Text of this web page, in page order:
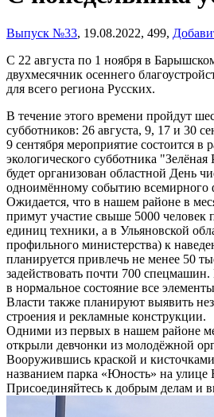
Выпуск №33, 19.08.2022, 499,
С 22 августа по 1 ноября в
двухмесячник осеннего
для всего региона Русских.
В течение этого времени пройдут
субботников: 26 августа, 9, 17 и 30
9 сентября мероприятие состоится в
экологического субботника "Зелёная
будет организован областной День
одноимённому событию всемирного
Ожидается, что в нашем районе в
примут участие свыше 5000 человек
единиц техники, а в Ульяновской
профильного министерства) к
планируется привлечь не менее 50
задействовать почти 700
в нормальное состояние все
Власти также планируют выявить
строения и рекламные конструкции.
Одними из первых в нашем районе
открыли девчонки из молодёжной
Вооружившись краской и
названием парка «Юность» на улице
Присоединяйтесь к добрым делам и